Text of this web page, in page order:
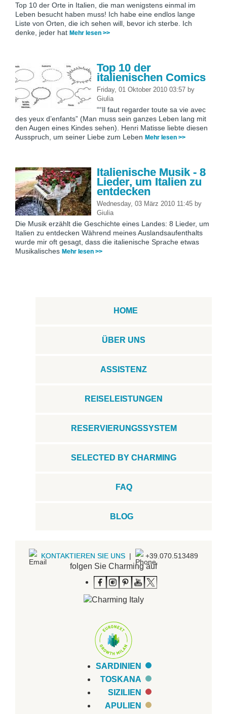
Top 10 der Orte in Italien, die man wenigstens einmal im
Leben besucht haben muss! Ich habe eine endlos lange
Liste von Orten, die ich sehen will, bevor ich sterbe. Ich
denke, jeder hat Mehr lesen >>
Top 10 der
italienischen Comics
Friday, 01 Oktober 2010 03:57 by
Giulia
““Il faut regarder toute sa vie avec
des yeux d’enfants” (Man muss sein ganzes Leben lang mit
den Augen eines Kindes sehen). Henri Matisse liebte diesen
Ausspruch, um seiner Liebe zum Leben Mehr lesen >>
Italienische Musik - 8
Lieder, um Italien zu
entdecken
Wednesday, 03 März 2010 11:45 by
Giulia
Die Musik erzählt die Geschichte eines Landes: 8 Lieder, um
Italien zu entdecken Während meines Auslandsaufenthalts
wurde mir oft gesagt, dass die italienische Sprache etwas
Musikalisches Mehr lesen >>
HOME
ÜBER UNS
ASSISTENZ
REISELEISTUNGEN
RESERVIERUNGSSYSTEM
SELECTED BY CHARMING
FAQ
BLOG
KONTAKTIEREN SIE UNS | +39.070.513489
folgen Sie Charming auf
SARDINIEN
TOSKANA
SIZILIEN
APULIEN